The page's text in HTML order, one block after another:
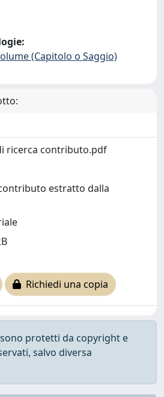
(Capitolo o Saggio)
ricerca contributo.pdf
estratto dalla
Richiedi una copia
protetti da copyright e
salvo diversa